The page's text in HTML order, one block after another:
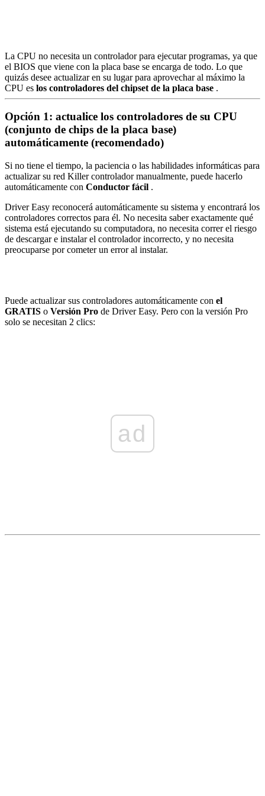
La CPU no necesita un controlador para ejecutar programas, ya que
el BIOS que viene con la placa base se encarga de todo. Lo que
quizás desee actualizar en su lugar para aprovechar al máximo la
CPU es los controladores del chipset de la placa base .
Opción 1: actualice los controladores de su CPU
(conjunto de chips de la placa base)
automáticamente (recomendado)
Si no tiene el tiempo, la paciencia o las habilidades informáticas para
actualizar su red Killer controlador manualmente, puede hacerlo
automáticamente con Conductor fácil .
Driver Easy reconocerá automáticamente su sistema y encontrará los
controladores correctos para él. No necesita saber exactamente qué
sistema está ejecutando su computadora, no necesita correr el riesgo
de descargar e instalar el controlador incorrecto, y no necesita
preocuparse por cometer un error al instalar.
Puede actualizar sus controladores automáticamente con el
GRATIS o Versión Pro de Driver Easy. Pero con la versión Pro
solo se necesitan 2 clics:
ad